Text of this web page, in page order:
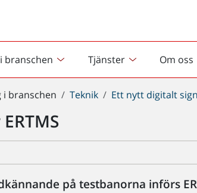
branschen Tjänster Om oss
i branschen Teknik Ett nytt digitalt
på testbanorna införs